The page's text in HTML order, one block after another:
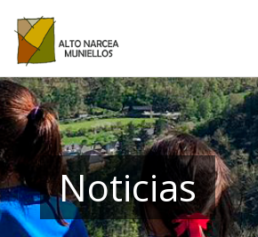
contenido
principal
Noticias